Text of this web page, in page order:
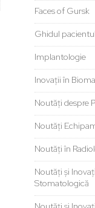
Faces of Gursk
Ghidul
Implantologie
Inovații în
Noutăți despre
Noutăți
Noutăți în
Noutăți și
Stomatologică